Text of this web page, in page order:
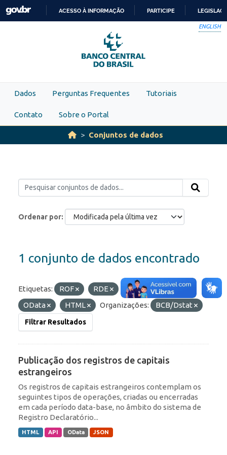
Skip to main content
PARA
O
CONTEÚDO
ACESSO À INFORMAÇÃO PARTICIPE
ENGLISH
Dados Perguntas Frequentes Tutoriais
Contato Sobre o Portal
Conjuntos de dados
Ordenar por
1 conjunto de dados encontrado
Etiquetas: ROF RDE IED
Formatos:
OData
HTML Organizações: BCB/Dstat
Filtrar Resultados
Publicação dos registros de capitais
estrangeiros
Os registros de capitais estrangeiros contemplam os
seguintes tipos de operações, criadas ou encerradas
em cada período data-base, no âmbito do sistema de
Registro Declaratório...
HTML API OData JSON